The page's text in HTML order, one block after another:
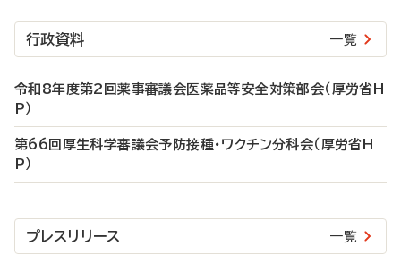
行政資料 一覧
令和8年度第2回薬事審議会医薬品等安全対策部会（厚労省H
P）
第66回厚生科学審議会予防接種・ワクチン分科会（厚労省H
P）
プレスリリース 一覧